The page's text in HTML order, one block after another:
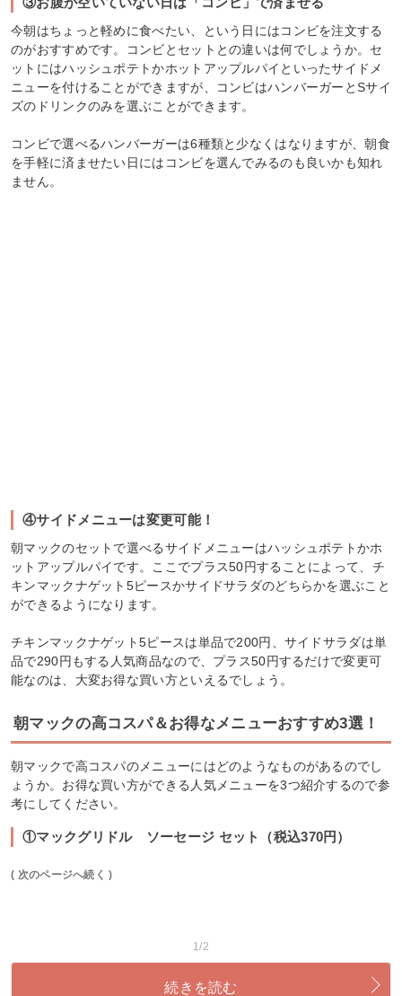
今朝はちょっと軽めに食べたい、という日にはコンビを注文する
のがおすすめです。コンビとセットとの違いは何でしょうか。セ
ットにはハッシュポテトかホットアップルパイといったサイドメ
ニューを付けることができますが、コンビはハンバーガーとSサイ
ズのドリンクのみを選ぶことができます。
コンビで選べるハンバーガーは6種類と少なくはなりますが、朝食
を手軽に済ませたい日にはコンビを選んでみるのも良いかも知れ
ません。
④サイドメニューは変更可能！
朝マックのセットで選べるサイドメニューはハッシュポテトかホ
ットアップルパイです。ここでプラス50円することによって、チ
キンマックナゲット5ピースかサイドサラダのどちらかを選ぶこと
ができるようになります。
チキンマックナゲット5ピースは単品で200円、サイドサラダは単
品で290円もする人気商品なので、プラス50円するだけで変更可
能なのは、大変お得な買い方といえるでしょう。
朝マックの高コスパ＆お得なメニューおすすめ3選！
朝マックで高コスパのメニューにはどのようなものがあるのでし
ょうか。お得な買い方ができる人気メニューを3つ紹介するので参
考にしてください。
①マックグリドル ソーセージ セット（税込370円）
( 次のページへ続く )
1/2
続きを読む